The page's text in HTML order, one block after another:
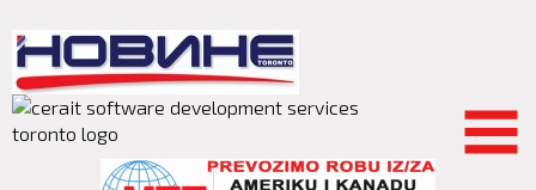
main
content